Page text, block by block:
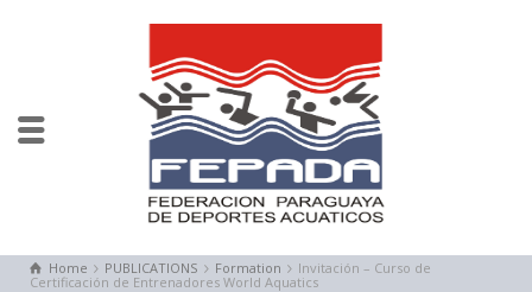
Home PUBLICATIONS Formation
Invitación – Curso de
Certificación de Entrenadores World Aquatics